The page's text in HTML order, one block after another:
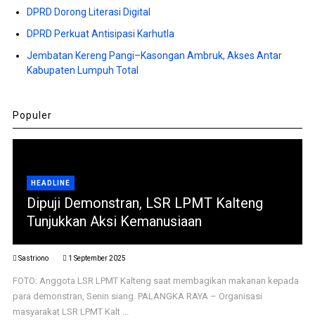
DPRD Dorong Literasi Digital
DPRD Perkuat Antisipasi Karhutla
Jembatan Kereng Pangi–Kasongan Ambruk, Akses Antar
Kabupaten Lumpuh Total
Populer
HEADLINE
Dipuji Demonstran, LSR LPMT Kalteng
Tunjukkan Aksi Kemanusiaan
Sastriono 1 September 2025
FOTO: Anggota LSR LPMT Kalteng saat membagikan makanan kepada
para demonstran, Senin siang. PALANGKA RAYA – Organisasi
masyarakat LSR LPMT Kalt ...